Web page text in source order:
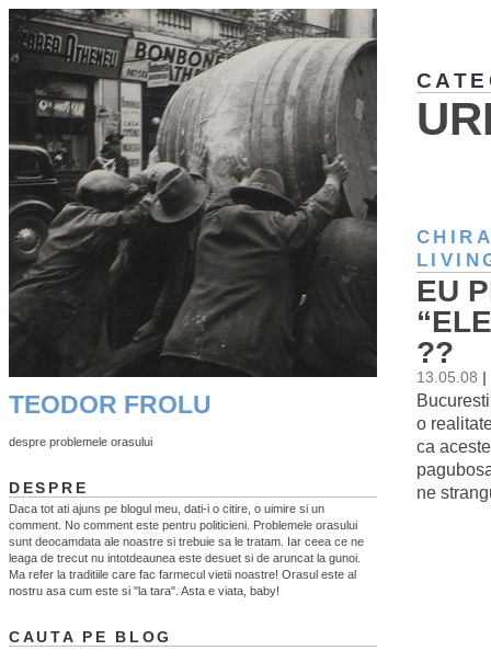
EU
??
13.05.08
o
ca
ne
TEODOR FROLU
despre problemele orasului
DESPRE
Daca tot ati ajuns pe blogul meu, dati-i o citire, o uimire si un
comment. No comment este pentru politicieni. Problemele orasului
sunt deocamdata ale noastre si trebuie sa le tratam. Iar ceea ce ne
leaga de trecut nu intotdeaunea este desuet si de aruncat la gunoi.
Ma refer la traditiile care fac farmecul vietii noastre! Orasul este al
nostru asa cum este si "la tara". Asta e viata, baby!
CAUTA PE BLOG